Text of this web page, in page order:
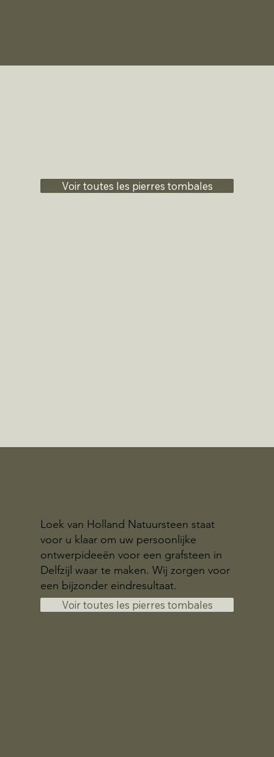
Voir toutes les pierres tombales
Loek van Holland Natuursteen staat
voor u klaar om uw persoonlijke
ontwerpideeën voor een grafsteen in
Delfzijl waar te maken. Wij zorgen voor
een bijzonder eindresultaat.
Voir toutes les pierres tombales